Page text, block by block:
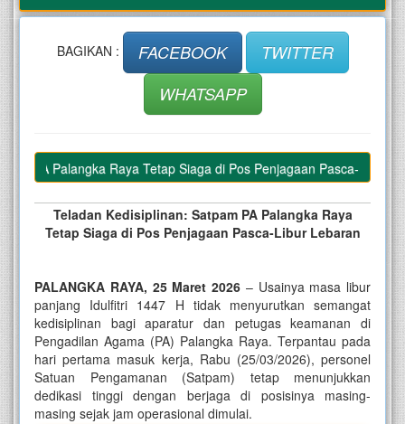
BAGIKAN : FACEBOOK
TWITTER
WHATSAPP
PA Palangka Raya Tetap Siaga di Pos Penjagaan Pasca-Libur
Teladan Kedisiplinan: Satpam PA Palangka Raya
Tetap Siaga di Pos Penjagaan Pasca-Libur Lebaran
PALANGKA RAYA, 25 Maret 2026 – Usainya masa libur
panjang Idulfitri 1447 H tidak menyurutkan semangat
kedisiplinan bagi aparatur dan petugas keamanan di
Pengadilan Agama (PA) Palangka Raya. Terpantau pada
hari pertama masuk kerja, Rabu (25/03/2026), personel
Satuan Pengamanan (Satpam) tetap menunjukkan
dedikasi tinggi dengan berjaga di posisinya masing-
masing sejak jam operasional dimulai.